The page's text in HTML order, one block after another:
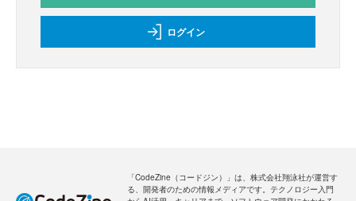
ログイン
「CodeZine（コードジン）」は、株式会社翔泳社が運営す
る、開発者のための情報メディアです。テクノロジー入門